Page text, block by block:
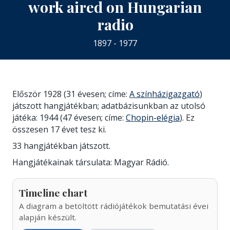
work aired on Hungarian
radio
1897 - 1977
Először 1928 (31 évesen; címe: A színházigazgató)
játszott hangjátékban; adatbázisunkban az utolsó
játéka: 1944 (47 évesen; címe: Chopin-elégia). Ez
összesen 17 évet tesz ki.
33 hangjátékban játszott.
Hangjátékainak társulata: Magyar Rádió.
Timeline chart
A diagram a betöltött rádiójátékok bemutatási évei
alapján készült.